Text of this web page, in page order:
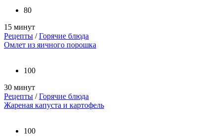
80
15 минут
Рецепты /Горячие блюда
Омлет из яичного порошка
100
30 минут
Рецепты /Горячие блюда
Жареная капуста и картофель
100